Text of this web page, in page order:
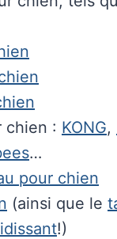
chien : KONG,
…
pour chien
(ainsi que le
!)